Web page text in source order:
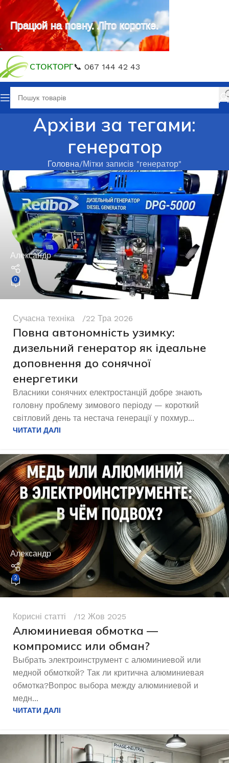
СТОКТОРГ📞 067 144 42 43
Архіви за тегами:
генератор
Головна Мітки записів "генератор"
Александр
0
Сучасна техніка 22 Тра 2026
Повна автономність узимку:
дизельний генератор як ідеальне
доповнення до сонячної
енергетики
Власники сонячних електростанцій добре знають
головну проблему зимового періоду — короткий
світловий день та нестача генерації у похмур...
ЧИТАТИ ДАЛІ
Александр
2
Корисні статті 12 Жов 2025
Алюминиевая обмотка —
компромисс или обман?
Выбрать электроинструмент с алюминиевой или
медной обмоткой? Так ли критична алюминиевая
обмотка?Вопрос выбора между алюминиевой и
медн...
ЧИТАТИ ДАЛІ
Працюй на повну. Літо коротке.